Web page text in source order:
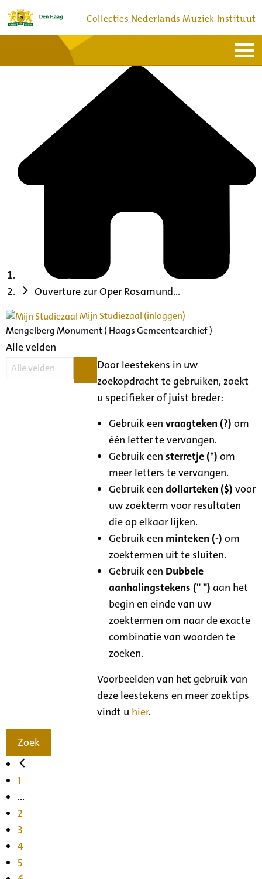
Collecties Nederlands Muziek Instituut
Bronnen en collecties
Ouverture zur Oper Rosamund...
Mijn Studiezaal (inloggen)
Mengelberg Monument ( Haags Gemeentearchief )
Alle velden
Door leestekens in uw
zoekopdracht te gebruiken, zoekt
u specifieker of juist breder:
Gebruik eenvraagteken (?) om
één letter te vervangen.
Gebruik eensterretje (*) om
meer letters te vervangen.
Gebruik eendollarteken ($) voor
uw zoekterm voor resultaten
die op elkaar lijken.
Gebruik een minteken (-) om
zoektermen uit te sluiten.
Gebruik een Dubbele
aanhalingstekens (" ") aan het
begin en einde van uw
zoektermen om naar de exacte
combinatie van woorden te
zoeken.
Voorbeelden van het gebruik van
deze leestekens en meer zoektips
vindt u hier.
Zoek
1
...
2
3
4
5